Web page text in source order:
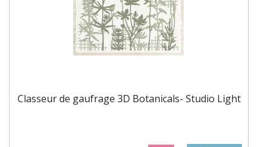
Classeur de gaufrage 3D Botanicals- Studio Light